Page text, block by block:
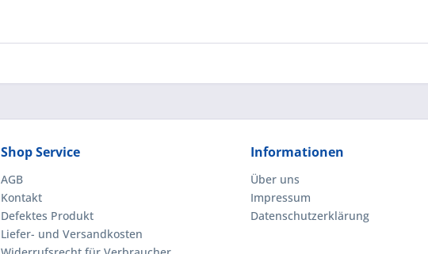
Shop Service
AGB
Kontakt
Defektes Produkt
Liefer- und Versandkosten
Informationen
Über uns
Impressum
Datenschutzerklärung